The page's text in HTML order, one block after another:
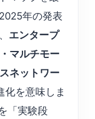
年の発表
エンタープ
マルチモー
ネットワー
化を意味しま
「実験段